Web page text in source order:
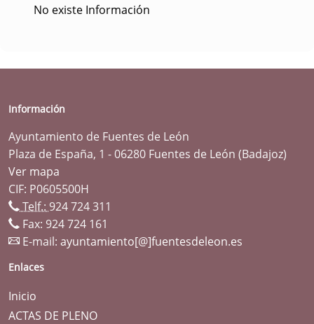
No existe Información
Información
Ayuntamiento de Fuentes de León
Plaza de España, 1 - 06280 Fuentes de León (Badajoz)
Ver mapa
CIF: P0605500H
Telf.: 924 724 311
Fax: 924 724 161
E-mail: ayuntamiento[@]fuentesdeleon.es
Enlaces
Inicio
ACTAS DE PLENO